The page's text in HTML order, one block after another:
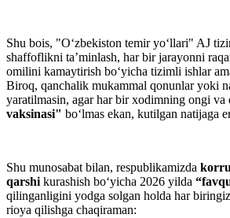
Shu bois, "O‘zbekiston temir yo‘llari" AJ
shaffoflikni ta’minlash, har bir jarayonni
omilini kamaytirish bo‘yicha tizimli ishlar
Biroq, qanchalik mukammal qonunlar yoki
yaratilmasin, agar har bir xodimning ongi va
vaksinasi" bo‘lmas ekan, kutilgan natijaga
Shu munosabat bilan, respublikamizda
qarshi kurashish bo‘yicha 2026 yilda
qilinganligini yodga solgan holda har
rioya qilishga chaqiraman: